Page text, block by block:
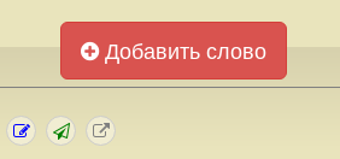
Добавить слово